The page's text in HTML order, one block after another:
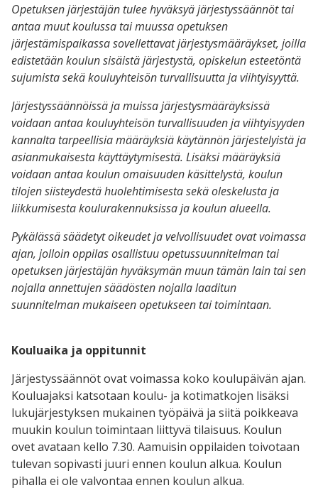
Opetuksen järjestäjän tulee hyväksyä järjestyssäännöt tai
antaa muut koulussa tai muussa opetuksen
järjestämispaikassa sovellettavat järjestysmääräykset, joilla
edistetään koulun sisäistä järjestystä, opiskelun esteetöntä
sujumista sekä kouluyhteisön turvallisuutta ja viihtyisyyttä.
Järjestyssäännöissä ja muissa järjestysmääräyksissä
voidaan antaa kouluyhteisön turvallisuuden ja viihtyisyyden
kannalta tarpeellisia määräyksiä käytännön järjestelyistä ja
asianmukaisesta käyttäytymisestä. Lisäksi määräyksiä
voidaan antaa koulun omaisuuden käsittelystä, koulun
tilojen siisteydestä huolehtimisesta sekä oleskelusta ja
liikkumisesta koulurakennuksissa ja koulun alueella.
Pykälässä säädetyt oikeudet ja velvollisuudet ovat voimassa
ajan, jolloin oppilas osallistuu opetussuunnitelman tai
opetuksen järjestäjän hyväksymän muun tämän lain tai sen
nojalla annettujen säädösten nojalla laaditun
suunnitelman mukaiseen opetukseen tai toimintaan.
Kouluaika ja oppitunnit
Järjestyssäännöt ovat voimassa koko koulupäivän ajan.
Kouluajaksi katsotaan koulu- ja kotimatkojen lisäksi
lukujärjestyksen mukainen työpäivä ja siitä poikkeava
muukin koulun toimintaan liittyvä tilaisuus. Koulun
ovet avataan kello 7.30. Aamuisin oppilaiden toivotaan
tulevan sopivasti juuri ennen koulun alkua. Koulun
pihalla ei ole valvontaa ennen koulun alkua.